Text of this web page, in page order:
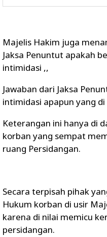
Majelis Hakim juga
Jaksa Penuntut apakah
intimidasi ,,
Jawaban dari Jaksa
intimidasi apapun yang
Keterangan ini hanya di
korban yang sempat
ruang Persidangan.
Secara terpisah pihak
Hukum korban di usir
karena di nilai memicu
persidangan.